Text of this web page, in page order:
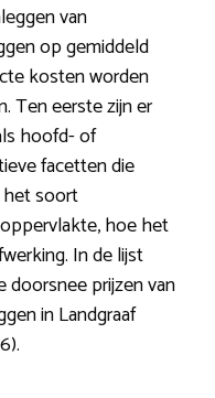
van
op gemiddeld
kosten worden
Ten eerste zijn er
hoofd- of
facetten die
het soort
hoe het
In de lijst
doorsnee prijzen van
in Landgraaf